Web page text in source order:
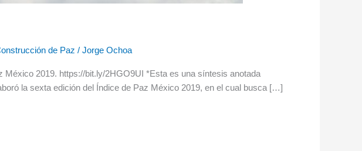
de Paz / Jorge Ochoa
México 2019. https://bit.ly/2HGO9UI *Esta es una síntesis anotada
la sexta edición del Índice de Paz México 2019, en el cual busca […]